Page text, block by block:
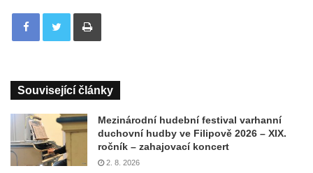
Tisknout
Související články
Mezinárodní hudební festival varhanní
duchovní hudby ve Filipově 2026 – XIX.
ročník – zahajovací koncert
2. 8. 2026